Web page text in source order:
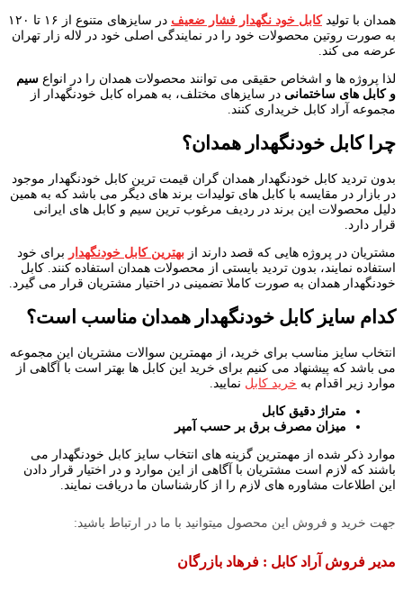
همدان با تولیدکابل خود نگهدار فشار ضعیف
در سایزهای متنوع از ۱۶ تا ۱۲۰
به صورت روتین محصولات خود را در نمایندگی اصلی خود در لاله زار تهران
عرضه می کند.
لذا پروژه ها و اشخاص حقیقی می توانند محصولات همدان را در انواع سیم
و کابل های ساختمانی در سایزهای مختلف، به همراه کابل خودنگهدار از
مجموعه آراد کابل خریداری کنند.
چرا کابل خودنگهدار همدان؟
بدون تردید کابل خودنگهدار همدان گران قیمت ترین کابل خودنگهدار موجود
در بازار در مقایسه با کابل های تولیدات برند های دیگر می باشد که به همین
دلیل محصولات این برند در ردیف مرغوب ترین سیم و کابل های ایرانی
قرار دارد.
مشتریان در پروژه هایی که قصد دارند از بهترین کابل خودنگهدار برای خود
استفاده نمایند، بدون تردید بایستی از محصولات همدان استفاده کنند. کابل
خودنگهدار همدان به صورت کاملا تضمینی در اختیار مشتریان قرار می گیرد.
کدام سایز کابل خودنگهدار همدان مناسب است؟
انتخاب سایز مناسب برای خرید، از مهمترین سوالات مشتریان این مجموعه
می باشد که پیشنهاد می کنیم برای خرید این کابل ها بهتر است با آگاهی از
موارد زیر اقدام به خرید کابل نمایید.
متراژ دقیق کابل
میزان مصرف برق بر حسب آمپر
موارد ذکر شده از مهمترین گزینه های انتخاب سایز کابل خودنگهدار می
باشند که لازم است مشتریان با آگاهی از این موارد و در اختیار قرار دادن
این اطلاعات مشاوره های لازم را از کارشناسان ما دریافت نمایند.
جهت خرید و فروش این محصول میتوانید با ما در ارتباط باشید:
مدیر فروش آراد کابل : فرهاد بازرگان